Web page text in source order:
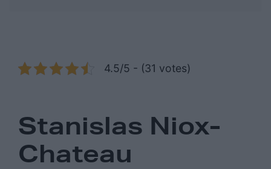
4.5/5 - (31 votes)
Stanislas Niox-
Chateau